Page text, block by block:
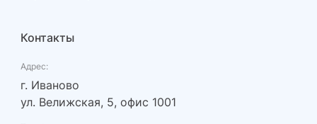
Контакты
Адрес:
г. Иваново
ул. Велижская, 5, офис 1001